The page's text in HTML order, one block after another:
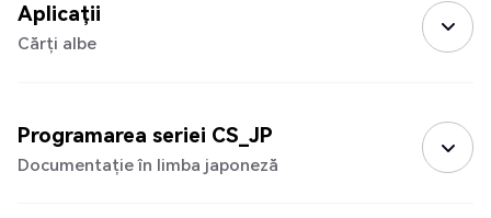
Aplicații
Cărți albe
Programarea seriei CS_JP
Documentație în limba japoneză